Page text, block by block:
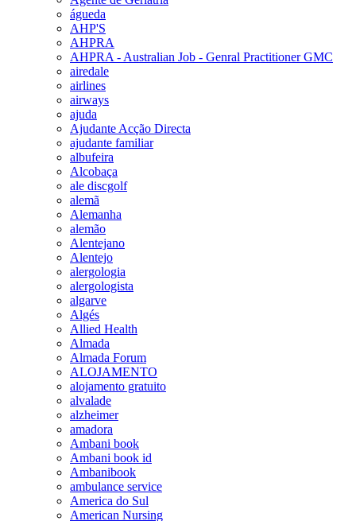
águeda
AHP'S
AHPRA
AHPRA - Australian Job - Genral Practitioner GMC
airedale
airlines
airways
ajuda
Ajudante Acção Directa
ajudante familiar
albufeira
Alcobaça
ale discgolf
alemã
Alemanha
alemão
Alentejano
Alentejo
alergologia
alergologista
algarve
Algés
Allied Health
Almada
Almada Forum
ALOJAMENTO
alojamento gratuito
alvalade
alzheimer
amadora
Ambani book
Ambani book id
Ambanibook
ambulance service
America do Sul
American Nursing